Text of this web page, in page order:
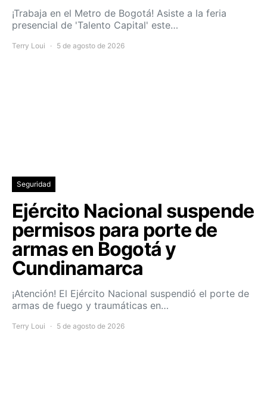
¡Trabaja en el Metro de Bogotá! Asiste a la feria
presencial de 'Talento Capital' este…
Terry Loui 5 de agosto de 2026
Seguridad
Ejército Nacional suspende
permisos para porte de
armas en Bogotá y
Cundinamarca
¡Atención! El Ejército Nacional suspendió el porte de
armas de fuego y traumáticas en…
Terry Loui 5 de agosto de 2026